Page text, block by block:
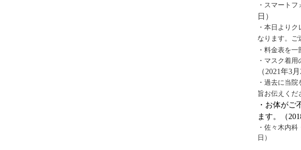
・スマート
日）
・本日より
なります。ご
・料金表を
・マスク着
（2021年3月
・過去に当
旨お伝えくだ
・お体が
ます。（
・佐々木内
日）